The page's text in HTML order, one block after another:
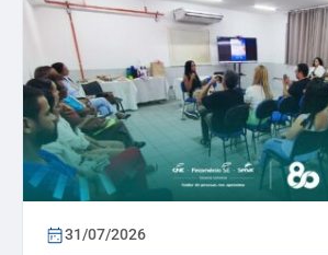
31/07/2026